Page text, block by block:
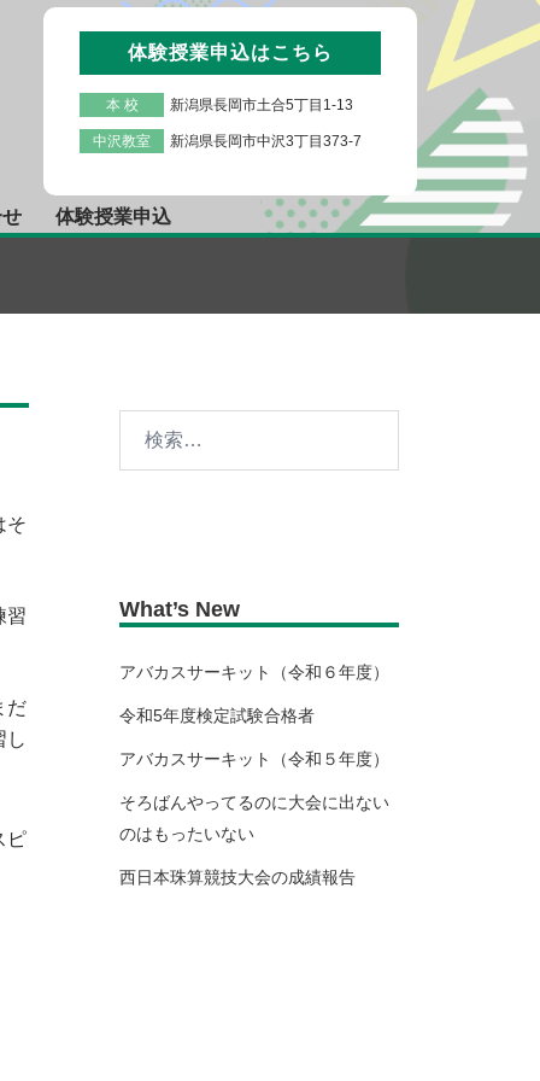
体験授業申込はこちら
本 校 新潟県長岡市土合5丁目1-13
中沢教室 新潟県長岡市中沢3丁目373-7
体験授業申込
そ
習
だ
し
ピ
What’s New
アバカスサーキット（令和６年度）
令和5年度検定試験合格者
アバカスサーキット（令和５年度）
そろばんやってるのに大会に出ない
のはもったいない
西日本珠算競技大会の成績報告